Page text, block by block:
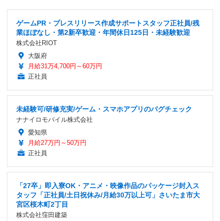
ゲームPR・プレスリリース作成サポートスタッフ正社員/残
業ほぼなし・第2新卒歓迎・年間休日125日・未経験歓迎
株式会社RIOT
大阪府
月給31万4,700円～60万円
正社員
未経験可/研修充実/ゲーム・スマホアプリのバグチェック
ナナイロモバイル株式会社
愛知県
月給27万円～50万円
正社員
「27卒」即入寮OK・アニメ・映像作品のパッケージ封入ス
タッフ「正社員/土日祝休み/月給30万以上可」さいたま市大
宮区桜木町2丁目
株式会社窪田建築